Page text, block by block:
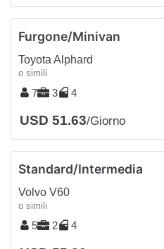
Furgone/Minivan
Toyota Alphard
o simili
7 3 4
USD 51.63/Giorno
Standard/Intermedia
Volvo V60
o simili
5 2 4